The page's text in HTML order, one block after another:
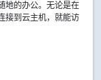
地的办公。无论是在
接到云主机，就能访